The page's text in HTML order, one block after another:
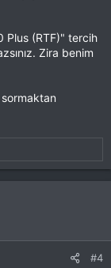
Plus (RTF)" tercih
Zira benim
sormaktan
#4